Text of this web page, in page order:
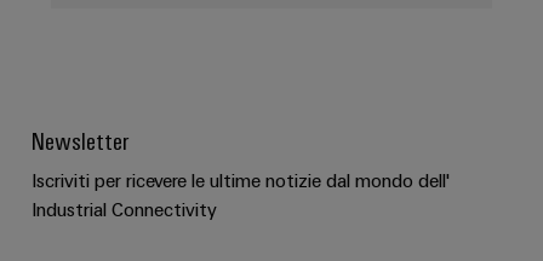
Newsletter
Iscriviti per ricevere le ultime notizie dal mondo dell'
Industrial Connectivity